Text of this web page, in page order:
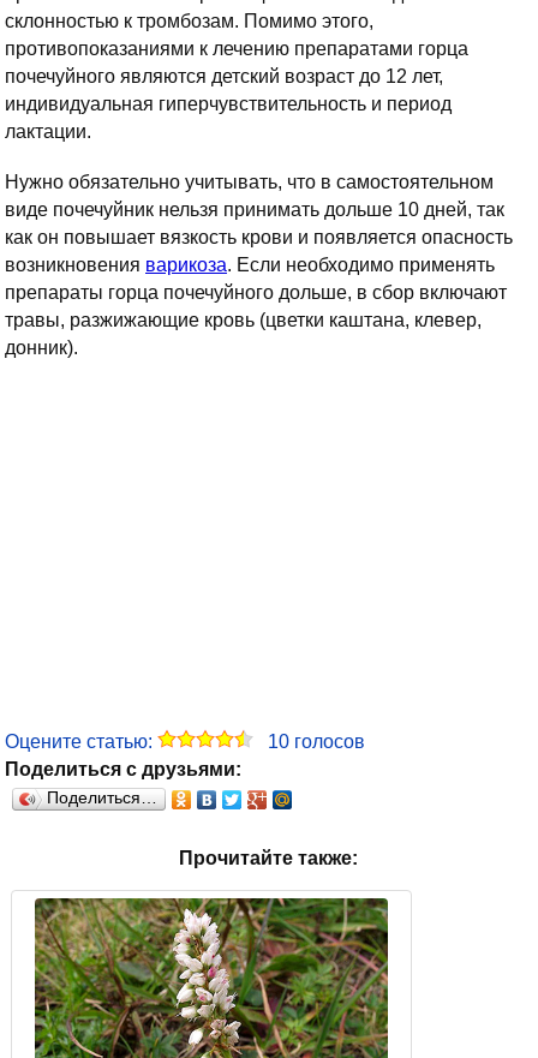
склонностью к тромбозам. Помимо этого,
противопоказаниями к лечению препаратами горца
почечуйного являются детский возраст до 12 лет,
индивидуальная гиперчувствительность и период
лактации.
Нужно обязательно учитывать, что в самостоятельном
виде почечуйник нельзя принимать дольше 10 дней, так
как он повышает вязкость крови и появляется опасность
возникновения варикоза. Если необходимо применять
препараты горца почечуйного дольше, в сбор включают
травы, разжижающие кровь (цветки каштана, клевер,
донник).
Оцените статью: 10 голосов
Поделиться с друзьями:
Поделиться…
Прочитайте также: